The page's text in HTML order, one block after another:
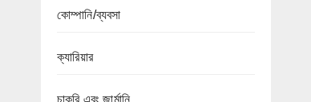
কোম্পানি/ব্যবসা
ক্যারিয়ার
চাকরি এবং জার্মানি